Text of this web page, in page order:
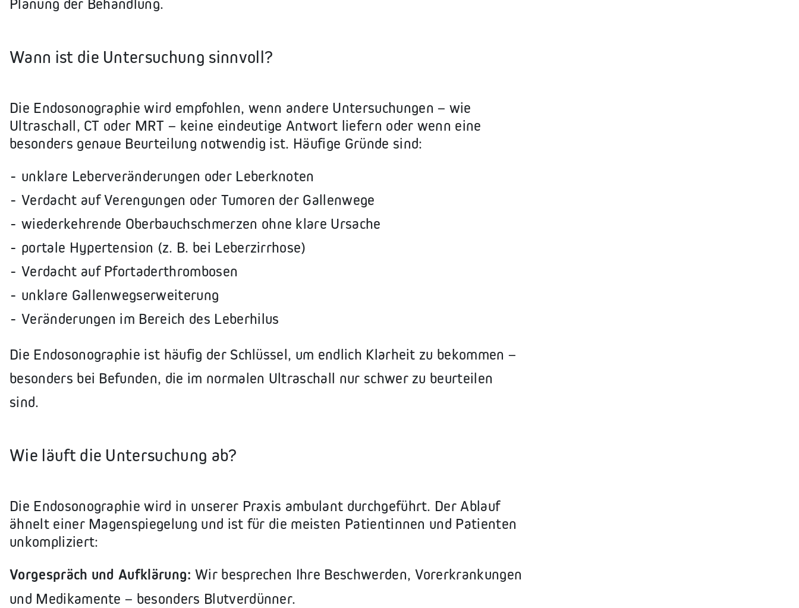
Planung der Behandlung.
Wann ist die Untersuchung sinnvoll?
Die Endosonographie wird empfohlen, wenn andere Untersuchungen – wie
Ultraschall, CT oder MRT – keine eindeutige Antwort liefern oder wenn eine
besonders genaue Beurteilung notwendig ist. Häufige Gründe sind:
unklare Leberveränderungen oder Leberknoten
Verdacht auf Verengungen oder Tumoren der Gallenwege
wiederkehrende Oberbauchschmerzen ohne klare Ursache
portale Hypertension (z. B. bei Leberzirrhose)
Verdacht auf Pfortaderthrombosen
unklare Gallenwegserweiterung
Veränderungen im Bereich des Leberhilus
Die Endosonographie ist häufig der Schlüssel, um endlich Klarheit zu bekommen –
besonders bei Befunden, die im normalen Ultraschall nur schwer zu beurteilen
sind.
Wie läuft die Untersuchung ab?
Die Endosonographie wird in unserer Praxis ambulant durchgeführt. Der Ablauf
ähnelt einer Magenspiegelung und ist für die meisten Patientinnen und Patienten
unkompliziert:
Vorgespräch und Aufklärung: Wir besprechen Ihre Beschwerden, Vorerkrankungen
und Medikamente – besonders Blutverdünner.